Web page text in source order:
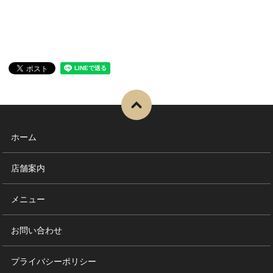
ホーム
店舗案内
メニュー
お問い合わせ
プライバシーポリシー